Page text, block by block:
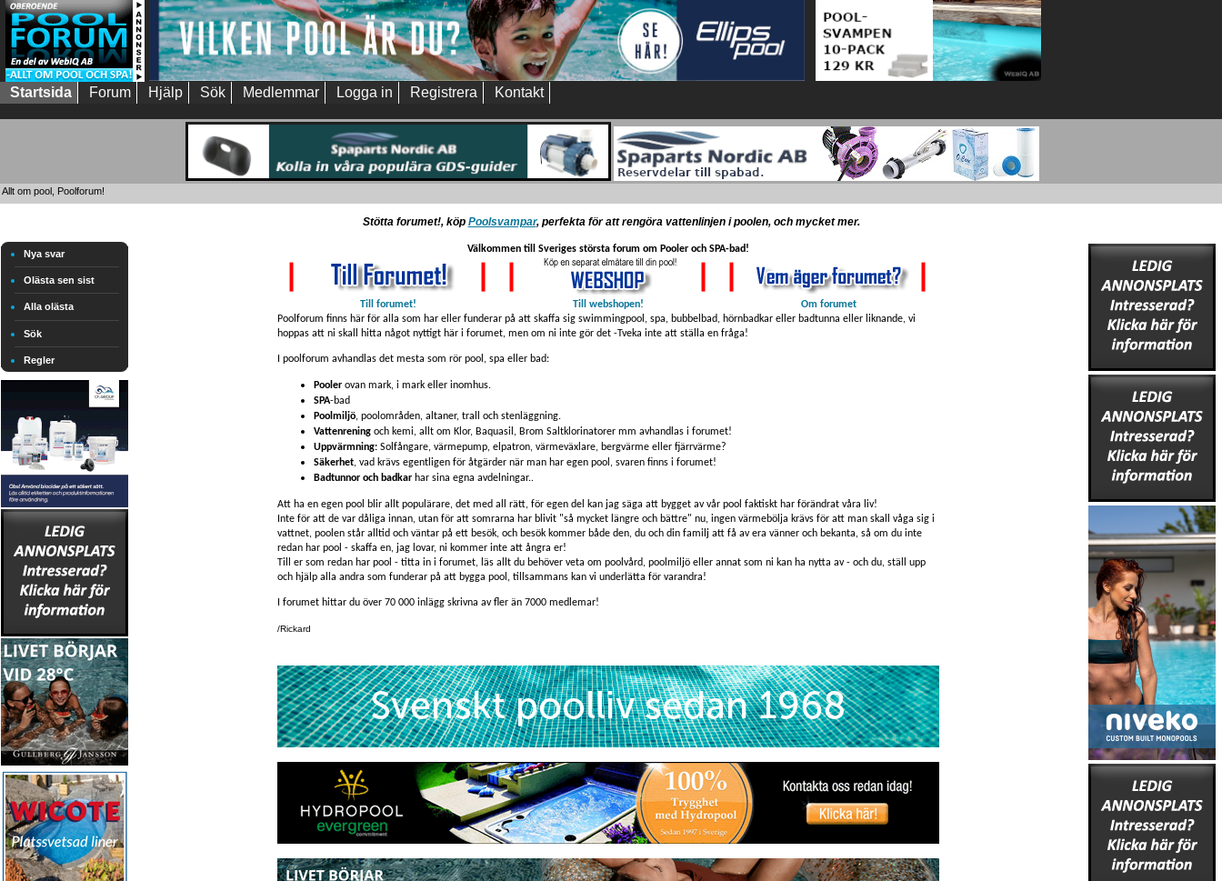
Startsida Forum Hjälp Sök Medlemmar Logga in Registrera Kontakt
Allt om pool, Poolforum!
Stötta forumet!, köp Poolsvampar, perfekta för att rengöra vattenlinjen i poolen, och mycket mer.
Nya svar
Olästa sen sist
Alla olästa
Sök
Regler
Välkommen till Sveriges största forum om Pooler och SPA-bad!
Till forumet! Till webshopen!
Om forumet
Poolforum finns här för alla som har eller funderar på att skaffa sig swimmingpool, spa, bubbelbad, hörnbadkar eller badtunna eller liknande, vi
hoppas att ni skall hitta något nyttigt här i forumet, men om ni inte gör det -Tveka inte att ställa en fråga!
I poolforum avhandlas det mesta som rör pool, spa eller bad:
Pooler ovan mark, i mark eller inomhus.
SPA-bad
Poolmiljö, poolområden, altaner, trall och stenläggning.
Vattenrening och kemi, allt om Klor, Baquasil, Brom Saltklorinatorer mm avhandlas i forumet!
Uppvärmning: Solfångare, värmepump, elpatron, värmeväxlare, bergvärme eller fjärrvärme?
Säkerhet, vad krävs egentligen för åtgärder när man har egen pool, svaren finns i forumet!
Badtunnor och badkar har sina egna avdelningar..
Att ha en egen pool blir allt populärare, det med all rätt, för egen del kan jag säga att bygget av vår pool faktiskt har förändrat våra liv!
Inte för att de var dåliga innan, utan för att somrarna har blivit "så mycket längre och bättre" nu, ingen värmebölja krävs för att man skall våga sig i
vattnet, poolen står alltid och väntar på ett besök, och besök kommer både den, du och din familj att få av era vänner och bekanta, så om du inte
redan har pool - skaffa en, jag lovar, ni kommer inte att ångra er!
Till er som redan har pool - titta in i forumet, läs allt du behöver veta om poolvård, poolmiljö eller annat som ni kan ha nytta av - och du, ställ upp
och hjälp alla andra som funderar på att bygga pool, tillsammans kan vi underlätta för varandra!
I forumet hittar du över 70 000 inlägg skrivna av fler än 7000 medlemar!
/Rickard